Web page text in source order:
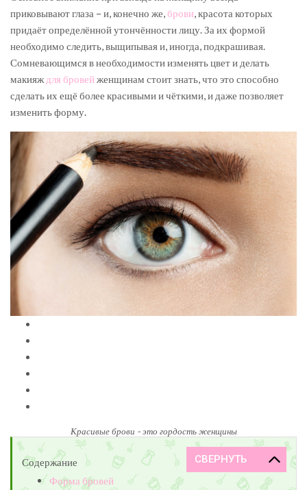
приковывают глаза – и, конечно же, брови, красота которых
придаёт определённой утончённости лицу. За их формой
необходимо следить, выщипывая и, иногда, подкрашивая.
Сомневающимся в необходимости изменять цвет и делать
макияж для бровей женщинам стоит знать, что это способно
сделать их ещё более красивыми и чёткими, и даже позволяет
изменить форму.
Красивые брови - это гордость женщины
Содержание
Форма бровей